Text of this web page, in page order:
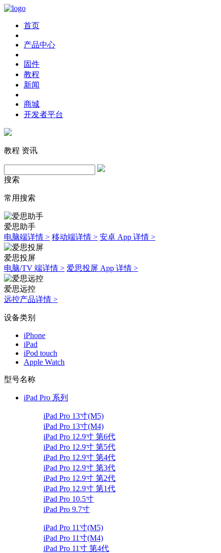
首页
产品中心
固件
教程
新闻
商城
开发者平台
教程 资讯
搜索
常用搜索
爱思助手
电脑端详情 > 移动端详情 > 安卓 App 详情 >
爱思投屏
电脑/TV 端详情 > 爱思投屏 App 详情 >
爱思远控
远控产品详情 >
设备类别
iPhone
iPad
iPod touch
Apple Watch
型号名称
iPad Pro 系列
iPad Pro 13寸(M5)
iPad Pro 13寸(M4)
iPad Pro 12.9寸 第6代
iPad Pro 12.9寸 第5代
iPad Pro 12.9寸 第4代
iPad Pro 12.9寸 第3代
iPad Pro 12.9寸 第2代
iPad Pro 12.9寸 第1代
iPad Pro 10.5寸
iPad Pro 9.7寸
iPad Pro 11寸(M5)
iPad Pro 11寸(M4)
iPad Pro 11寸 第4代